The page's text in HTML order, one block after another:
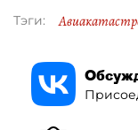
Тэги: